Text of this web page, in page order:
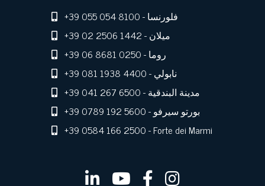
+39 055 054 8100 - فلورنسا
+39 02 2506 1442 - ميلان
+39 06 8681 0250 - روما
+39 081 1938 4400 - نابولي
+39 041 267 6500 - مدينة البندقية
+39 0789 192 5600 - بورتو سيرفو
+39 0584 166 2500- Forte dei Marmi